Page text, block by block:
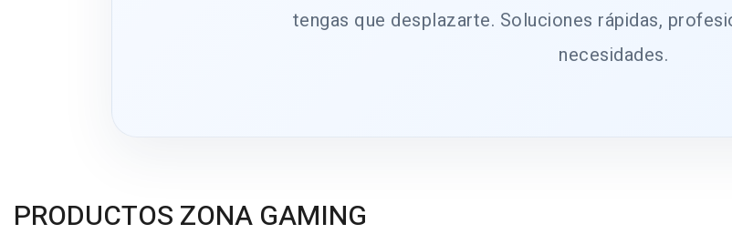
tengas que desplazarte. Soluciones rápidas,
necesidades.
PRODUCTOS ZONA GAMING